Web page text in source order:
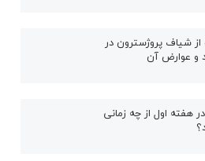
از شیاف پروژسترون در
و عوارض آن
در هفته اول از چه زمانی